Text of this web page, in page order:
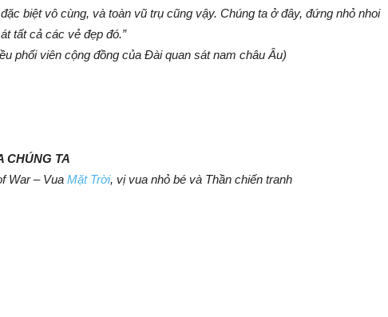
biệt vô cùng, và toàn vũ trụ cũng vậy. Chúng ta ở đây, đứng nhỏ nhoi
tất cả các vẻ đẹp đó.”
phối viên cộng đồng của Đài quan sát nam châu Âu)
CHÚNG TA
War – Vua Mặt Trời, vị vua nhỏ bé và Thần chiến tranh